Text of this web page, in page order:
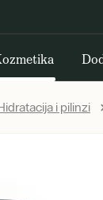
i pilinzi